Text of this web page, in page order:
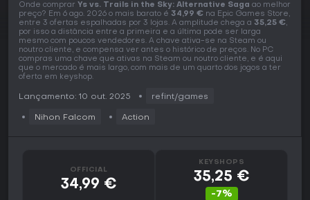
Onde comprar Ys vs. Trails in the Sky: Alternative Saga ao melhor
preço? Em 6 ago. 2026 o mais barato é 34,99 € na Epic Games Store,
entre 3 ofertas espalhadas por 3 lojas. A amplitude chega a 35,25 €,
por isso a distância entre a primeira e a última pode ser larga
mesmo com poucos vendedores. A chave ativa-se na Steam ou
noutro cliente, e compensa ver antes o histórico de preços. No PC
compras uma chave que ativas na Steam ou noutro cliente, e é aqui
que o mercado é mais largo, com mais de um quarto dos jogos a ter
oferta em keyshop.
Lançamento: 10 out. 2025 refint/games
Nihon Falcom Action
OFFICIAL
34,99 €
KEYSHOPS
35,25 €
-7%